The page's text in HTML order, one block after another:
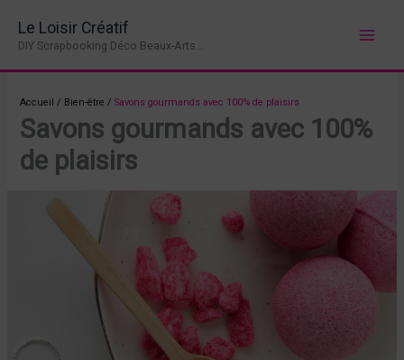
contenu
Le Loisir Créatif
DIY Scrapbooking Déco Beaux-Arts...
Accueil / Bien-être /Savons gourmands avec 100% de plaisirs
Savons gourmands avec 100%
de plaisirs